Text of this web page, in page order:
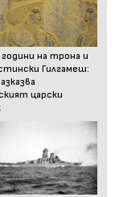
на трона и
Гилгамеш:
царски